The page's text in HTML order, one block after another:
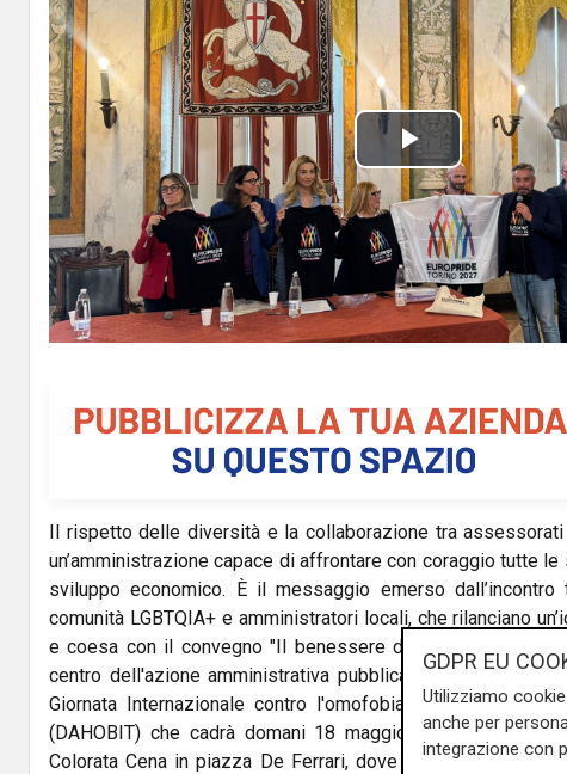
P
l
a
y
i
e
o
Il rispetto delle diversità e la collaborazione tra
un’amministrazione capace di affrontare con coraggio tutte
sviluppo economico. È il messaggio emerso dall’incontro
comunità LGBTQIA+ e amministratori locali, che rilanciano
e coesa con il convegno "Il benessere della cittadinanza e
centro dell'azione amministrativa pubblica". Durante il
Giornata Internazionale contro l'omofobia, la lesbofobia,
(DAHOBIT) che cadrà domani 18 maggio. E si celebra
Colorata Cena in piazza De Ferrari, dove saranno allestiti
GDPR EU
Utilizziamo
anche per
integrazione con